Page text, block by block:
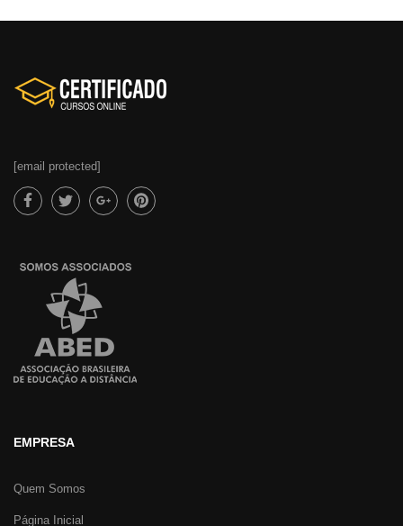
dos clientes. Além disso, buscar estabelecer um
ambiente que valorize a continuidade para aqueles
ferramenta imprescindível e valiosa para compreender
as necessidades dos clientes e aprimorar
continuamente a experiência oferecida. É necessário
clientes é considerada um diferencial competitivo
crucial no cenário digital.
Módulo 14 – Acompanhamento de tendências e
inovações
A essencialidade da inovação, não é apenas um
digital. É muito pertinente compreender e antecipar as
como esse entendimento se traduz em oportunidades
estratégicas. A adoção de novas tecnologias impulsiona
[email protected]
EMPRESA
Quem Somos
Página Inicial